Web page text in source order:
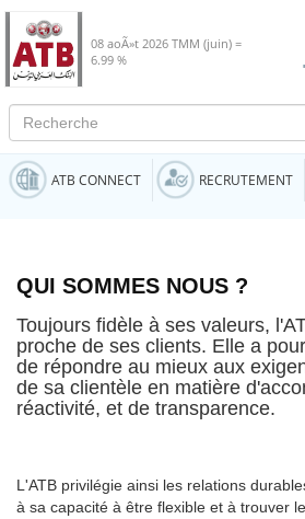
08 aoÃ»t 2026 TMM (juin) =
6.99 %
Recherche
ATB CONNECT RECRUTEMENT
QUI SOMMES NOUS ?
Toujours fidèle à ses valeurs,
proche de ses clients. Elle a
de répondre au mieux aux
de sa clientèle en matière
réactivité, et de transparence.
L'ATB privilégie ainsi les relations
à sa capacité à être flexible et à trouver